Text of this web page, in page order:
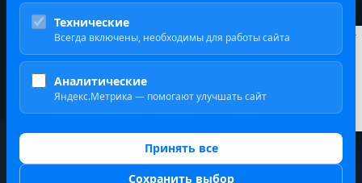
Екатеринбург,
ул. Гагарина, строение 8, офис 205/1
8 (351) 214-43-33
Политика обработки персональных данных
Технические
Всегда включены, необходимы для работы сайта
Аналитические
Яндекс.Метрика — помогают улучшать сайт
Принять все
Сохранить выбор
Курсы валют
81.40 ₽
¥ 12.06 ₽